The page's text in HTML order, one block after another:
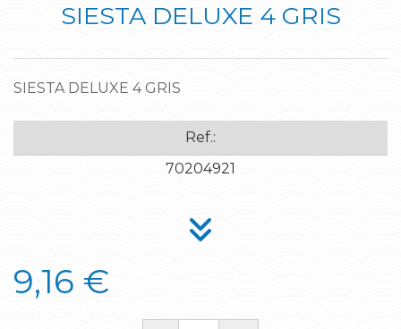
SIESTA DELUXE 4 GRIS
SIESTA DELUXE 4 GRIS
Ref.:
70204921
9,16 €